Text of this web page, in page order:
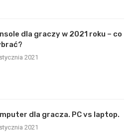
dla graczy w 2021 roku – co
2021
dla gracza. PC vs laptop.
2021